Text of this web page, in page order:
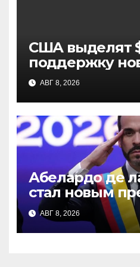
США выделят
поддержку
президента
альянса «Щит
АВГ 8, 2026
Абелардо де
стал новым
Колумбии:
Кали
АВГ 8, 2026